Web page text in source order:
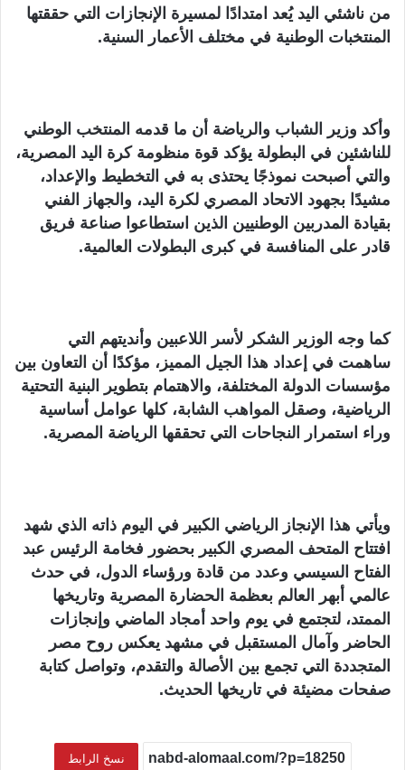
من ناشئي اليد يُعد امتدادًا لمسيرة الإنجازات التي حققتها
المنتخبات الوطنية في مختلف الأعمار السنية.
وأكد وزير الشباب والرياضة أن ما قدمه المنتخب الوطني
للناشئين في البطولة يؤكد قوة منظومة كرة اليد المصرية،
والتي أصبحت نموذجًا يحتذى به في التخطيط والإعداد،
مشيدًا بجهود الاتحاد المصري لكرة اليد، والجهاز الفني
بقيادة المدربين الوطنيين الذين استطاعوا صناعة فريق
قادر على المنافسة في كبرى البطولات العالمية.
كما وجه الوزير الشكر لأسر اللاعبين وأنديتهم التي
ساهمت في إعداد هذا الجيل المميز، مؤكدًا أن التعاون بين
مؤسسات الدولة المختلفة، والاهتمام بتطوير البنية التحتية
الرياضية، وصقل المواهب الشابة، كلها عوامل أساسية
وراء استمرار النجاحات التي تحققها الرياضة المصرية.
ويأتي هذا الإنجاز الرياضي الكبير في اليوم ذاته الذي شهد
افتتاح المتحف المصري الكبير بحضور فخامة الرئيس عبد
الفتاح السيسي وعدد من قادة ورؤساء الدول، في حدث
عالمي أبهر العالم بعظمة الحضارة المصرية وتاريخها
الممتد، لتجتمع في يوم واحد أمجاد الماضي وإنجازات
الحاضر وآمال المستقبل في مشهد يعكس روح مصر
المتجددة التي تجمع بين الأصالة والتقدم، وتواصل كتابة
صفحات مضيئة في تاريخها الحديث.
نسخ الرابط